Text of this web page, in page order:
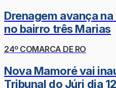
Drenagem avança
no bairro três Marias
24º COMARCA DE RO
Nova Mamoré vai
Tribunal do Júri dia